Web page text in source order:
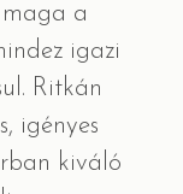
maga a
igazi
Ritkán
igényes
kiváló